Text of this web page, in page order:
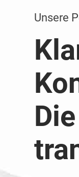
Unsere